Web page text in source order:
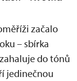
začalo
– sbírka
do tónů
jedinečnou